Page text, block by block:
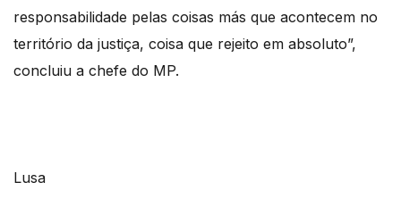
responsabilidade pelas coisas más que acontecem no
território da justiça, coisa que rejeito em absoluto”,
concluiu a chefe do MP.
Lusa